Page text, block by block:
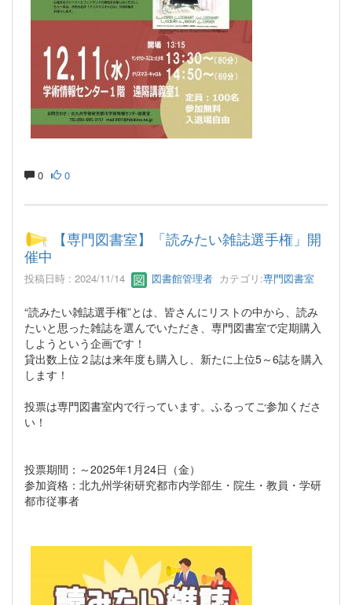
0 0
【専門図書室】「読みたい雑誌選手権」開
催中
投稿日時 : 2024/11/14 図書館管理者 カテゴリ:専門図書室
“読みたい雑誌選手権”とは、皆さんにリストの中から、読み
たいと思った雑誌を選んでいただき、専門図書室で定期購入
しようという企画です！
貸出数上位２誌は来年度も購入し、新たに上位5～6誌を購入
します！
投票は専門図書室内で行っています。ふるってご参加くださ
い！
投票期間：～2025年1月24日（金）
参加資格：北九州学術研究都市内学部生・院生・教員・学研
都市従事者